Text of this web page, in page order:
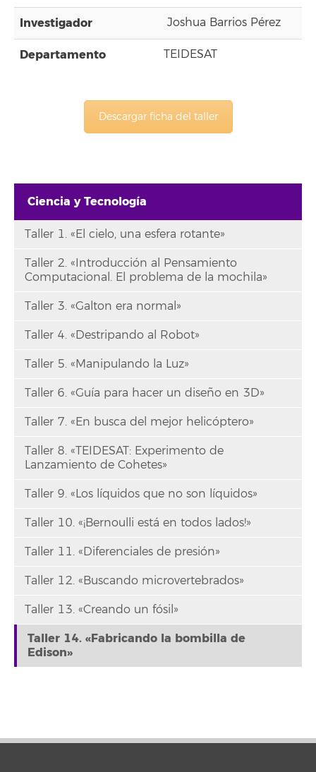
Investigador Joshua Barrios Pérez
Departamento TEIDESAT
Descargar ficha del taller
Ciencia y Tecnología
Taller 1. «El cielo, una esfera rotante»
Taller 2. «Introducción al Pensamiento
Computacional. El problema de la mochila»
Taller 3. «Galton era normal»
Taller 4. «Destripando al Robot»
Taller 5. «Manipulando la Luz»
Taller 6. «Guía para hacer un diseño en 3D»
Taller 7. «En busca del mejor helicóptero»
Taller 8. «TEIDESAT: Experimento de
Lanzamiento de Cohetes»
Taller 9. «Los líquidos que no son líquidos»
Taller 10. «¡Bernoulli está en todos lados!»
Taller 11. «Diferenciales de presión»
Taller 12. «Buscando microvertebrados»
Taller 13. «Creando un fósil»
Taller 14. «Fabricando la bombilla de
Edison»